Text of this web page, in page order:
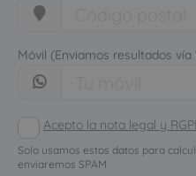
Móvil (Enviamos resultados
Acepto la nota legal y
Solo usamos estos datos para
enviaremos SPAM